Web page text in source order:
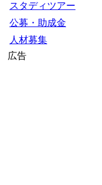
スタディツアー
公募・助成金
人材募集
広告